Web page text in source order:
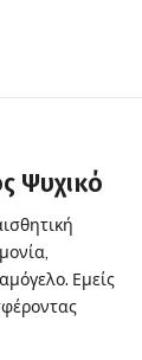
Ψυχικό
Εμείς